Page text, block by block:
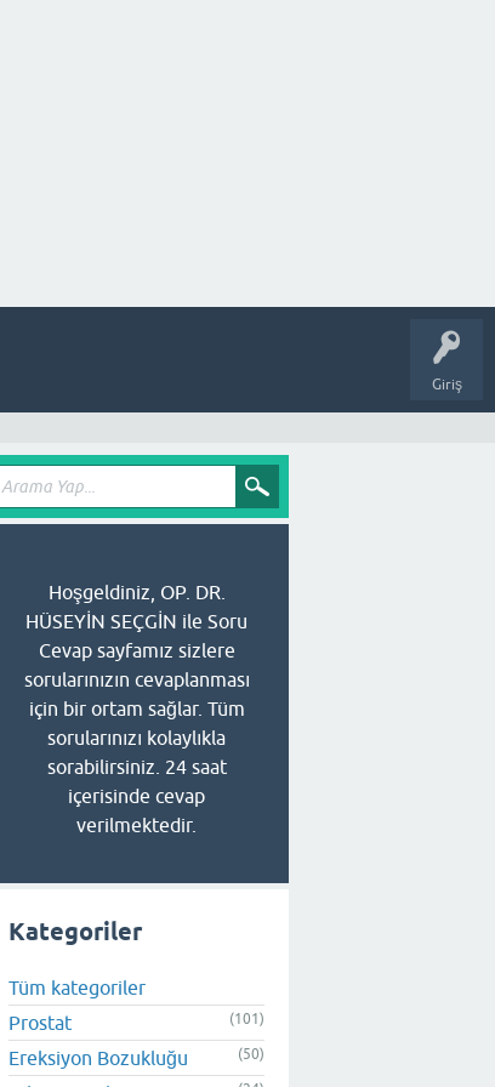
Giriş
Hoşgeldiniz, OP. DR.
HÜSEYİN SEÇGİN ile Soru
Cevap sayfamız sizlere
sorularınızın cevaplanması
için bir ortam sağlar. Tüm
sorularınızı kolaylıkla
sorabilirsiniz. 24 saat
içerisinde cevap
verilmektedir.
Kategoriler
Tüm kategoriler
Prostat
(101)
Ereksiyon Bozukluğu (50)